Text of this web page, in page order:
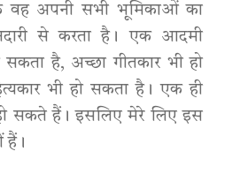
वह अपनी सभी भूमिकाओं का
से करता है। एक आदमी
है, अच्छा गीतकार भी हो
भी हो सकता है। एक ही
सकते हैं। इसलिए मेरे लिए इस
हैं।